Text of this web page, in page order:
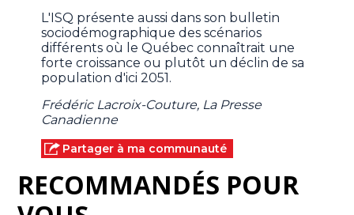
L'ISQ présente aussi dans son bulletin
sociodémographique des scénarios
différents où le Québec connaîtrait une
forte croissance ou plutôt un déclin de sa
population d'ici 2051.
Frédéric Lacroix-Couture, La Presse
Canadienne
Partager à ma communauté
RECOMMANDÉS POUR